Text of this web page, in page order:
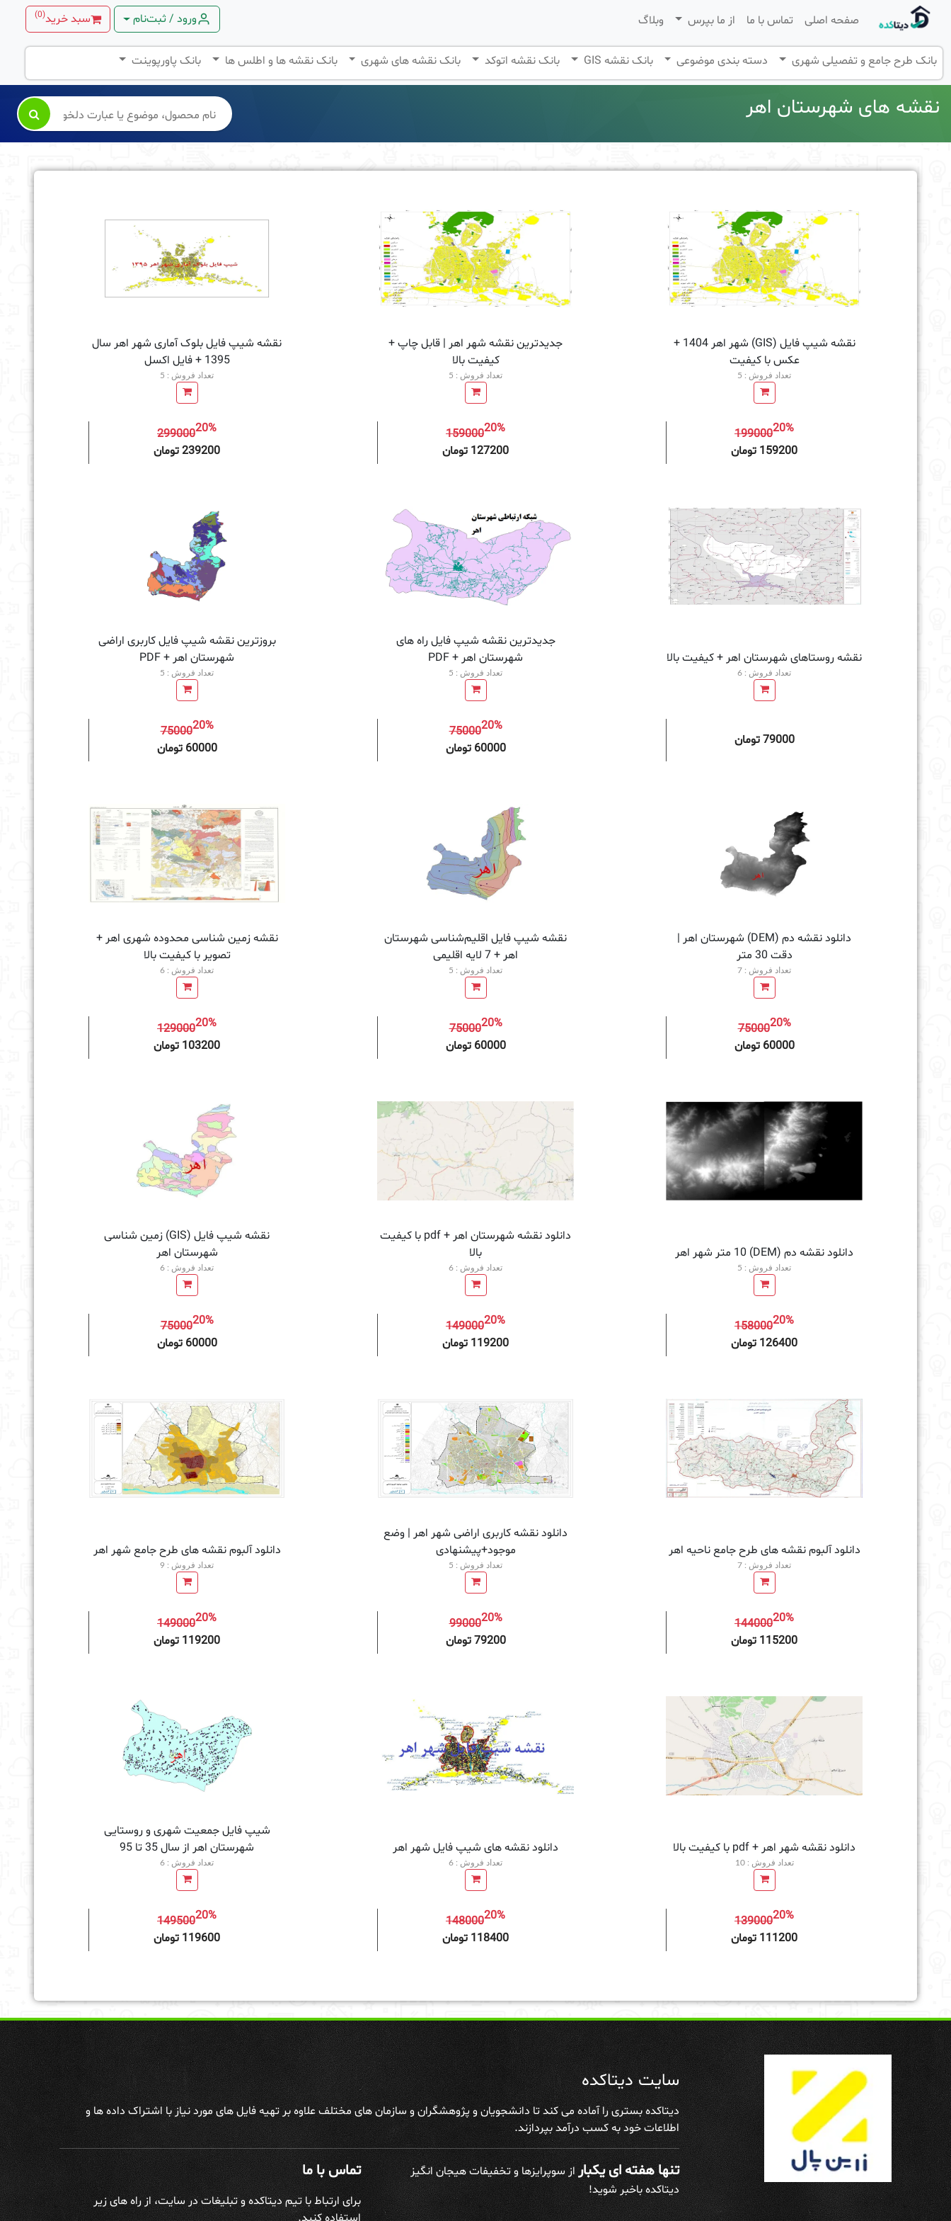
صفحه اصلی تماس با ما از ما بپرس وبلاگ ورود / ثبت‌نام سبد خرید(
0
)
بانک طرح جامع و تفصیلی شهری دسته بندی موضوعی بانک نقشه GIS بانک نقشه اتوکد بانک نقشه های شهری بانک نقشه ها و اطلس ها بانک پاورپوینت
نقشه های شهرستان اهر 
نقشه شیپ فایل (GIS) شهر اهر 1404 +
عکس با کیفیت
تعداد فروش : 5
19900020%
159200 تومان
جدیدترین نقشه شهر اهر | قابل چاپ +
کیفیت بالا
تعداد فروش : 5
15900020%
127200 تومان
نقشه شیپ فایل بلوک آماری شهر اهر سال
1395 + فايل اكسل
تعداد فروش : 5
29900020%
239200 تومان
نقشه روستاهای شهرستان اهر + کیفیت بالا
تعداد فروش : 6
79000 تومان
جدیدترین نقشه شیپ فایل راه های
شهرستان اهر + PDF
تعداد فروش : 5
7500020%
60000 تومان
بروزترین نقشه شیپ فایل کاربری اراضی
شهرستان اهر + PDF
تعداد فروش : 5
7500020%
60000 تومان
دانلود نقشه دم (DEM) شهرستان اهر |
دقت 30 متر
تعداد فروش : 7
7500020%
60000 تومان
نقشه شیپ‌ فایل اقلیم‌شناسی شهرستان
اهر + 7 لایه اقلیمی
تعداد فروش : 5
7500020%
60000 تومان
نقشه زمین‌ شناسی محدوده شهری اهر +
تصویر با کیفیت بالا
تعداد فروش : 6
12900020%
103200 تومان
دانلود نقشه دم (DEM) 10 متر شهر اهر
تعداد فروش : 5
15800020%
126400 تومان
دانلود نقشه شهرستان اهر + pdf با کیفیت
بالا
تعداد فروش : 6
14900020%
119200 تومان
نقشه شیپ فایل (GIS) زمین‌ شناسی
شهرستان اهر
تعداد فروش : 6
7500020%
60000 تومان
دانلود آلبوم نقشه های طرح جامع ناحیه اهر
تعداد فروش : 7
14400020%
115200 تومان
دانلود نقشه کاربری اراضی شهر اهر | وضع
موجود+پیشنهادی
تعداد فروش : 5
9900020%
79200 تومان
دانلود آلبوم نقشه های طرح جامع شهر اهر
تعداد فروش : 9
14900020%
119200 تومان
دانلود نقشه شهر اهر + pdf با کیفیت بالا
تعداد فروش : 10
13900020%
111200 تومان
دانلود نقشه های شیپ فایل شهر اهر
تعداد فروش : 6
14800020%
118400 تومان
شیپ فایل جمعیت شهری و روستایی
شهرستان اهر از سال 35 تا 95
تعداد فروش : 6
14950020%
119600 تومان
سایت دیتاکده
دیتاکده بستری را آماده می کند تا دانشجویان و پژوهشگران و سازمان های مختلف علاوه بر تهیه فایل های مورد نیاز با اشتراک داده ها و
اطلاعات خود به کسب درآمد بپردازند.
تنها هفته ای یکباراز سوپرایزها و تخفیفات هیجان انگیز
دیتاکده باخبر شوید!
تماس با ما
برای ارتباط با تیم دیتاکده و تبلیغات در سایت، از راه های زیر